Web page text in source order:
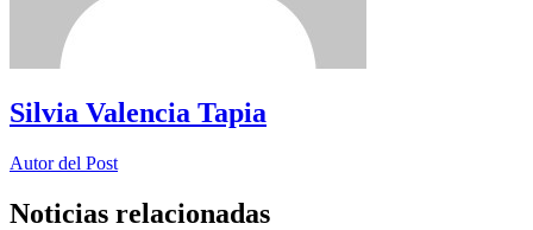
Silvia Valencia Tapia
Autor del Post
Noticias relacionadas